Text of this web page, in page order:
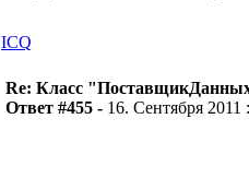
ICQ
Re: Класс
Ответ #455 - 16. Сентября 2011